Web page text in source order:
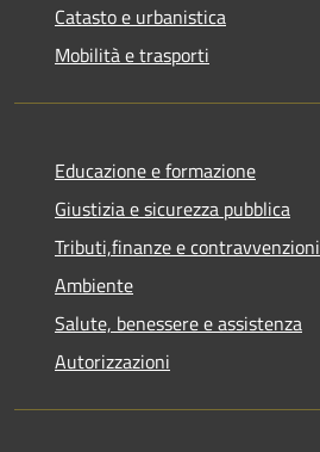
Catasto e urbanistica
Mobilità e trasporti
Educazione e formazione
Giustizia e sicurezza pubblica
Tributi,finanze e contravvenzioni
Ambiente
Salute, benessere e assistenza
Autorizzazioni